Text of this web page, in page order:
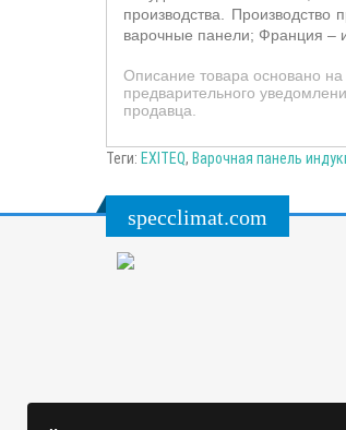
производства.
варочные панели; Франция –
Описание товара основано
предварительного
продавца.
Теги: EXITEQ, Варочная панель
specclimat.com